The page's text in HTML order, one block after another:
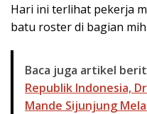
Hari ini terlihat pekerja
batu roster di bagian
Baca juga artikel
Republik Indonesia,
Mande Sijunjung